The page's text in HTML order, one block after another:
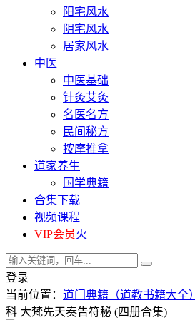
阳宅风水
阴宅风水
居家风水
中医
中医基础
针灸艾灸
名医名方
民间秘方
按摩推拿
道家养生
国学典籍
合集下载
视频课程
VIP会员火
登录
当前位置： 道门典籍（道教书籍大全）
科 大梵先天奏告符秘 (四册合集)